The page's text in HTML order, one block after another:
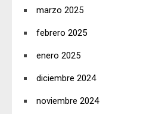
marzo 2025
febrero 2025
enero 2025
diciembre 2024
noviembre 2024